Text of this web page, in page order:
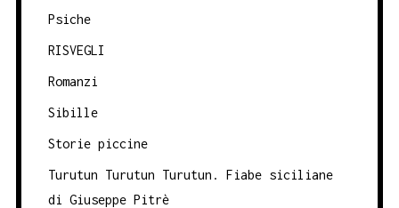
Psiche
RISVEGLI
Romanzi
Sibille
Storie piccine
Turutun Turutun Turutun. Fiabe siciliane
di Giuseppe Pitrè